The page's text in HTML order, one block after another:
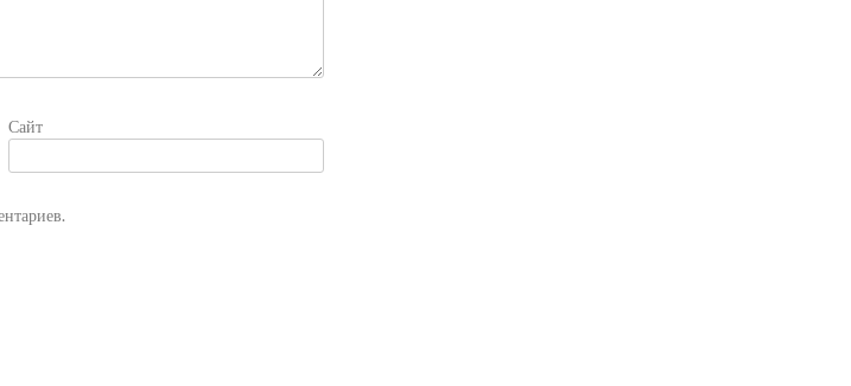
Сайт